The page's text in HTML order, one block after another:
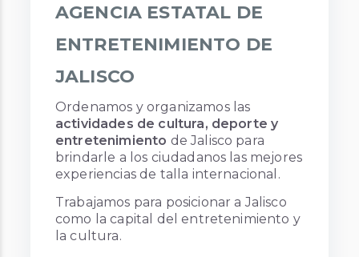
AGENCIA ESTATAL DE
ENTRETENIMIENTO DE
JALISCO
Ordenamos y organizamos las
actividades de cultura, deporte y
entretenimiento de Jalisco para
brindarle a los ciudadanos las mejores
experiencias de talla internacional.
Trabajamos para posicionar a Jalisco
como la capital del entretenimiento y
la cultura.